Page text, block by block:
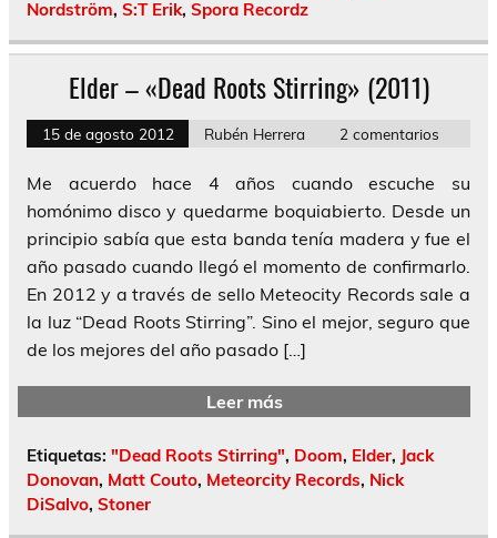
Nordström, S:T Erik, Spora Recordz
Elder – «Dead Roots Stirring» (2011)
15 de agosto 2012 Rubén Herrera 2 comentarios
Me acuerdo hace 4 años cuando escuche su
homónimo disco y quedarme boquiabierto. Desde un
principio sabía que esta banda tenía madera y fue el
año pasado cuando llegó el momento de confirmarlo.
En 2012 y a través de sello Meteocity Records sale a
la luz “Dead Roots Stirring”. Sino el mejor, seguro que
de los mejores del año pasado […]
Leer más
Etiquetas: "Dead Roots Stirring", Doom, Elder, Jack
Donovan, Matt Couto, Meteorcity Records, Nick
DiSalvo, Stoner